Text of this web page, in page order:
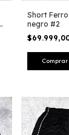
Short
negro #2
Comprar